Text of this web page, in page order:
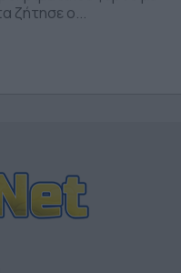
ζήτησε ο...